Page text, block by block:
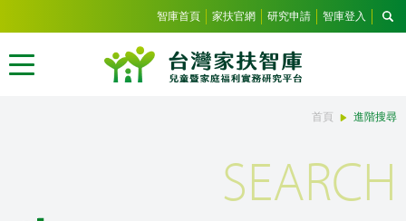
智庫首頁 家扶官網 研究申請 智庫登入
首頁 進階搜尋
SEARCH